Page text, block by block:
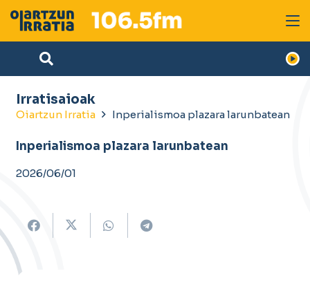
Irratisaioak
Oiartzun Irratia Inperialismoa plazara larunbatean
Inperialismoa plazara larunbatean
2026/06/01